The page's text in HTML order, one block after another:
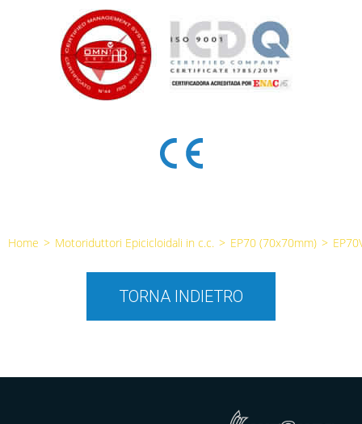
Home > Motoriduttori Epicicloidali in c.c. > EP70 (70x70mm) >
TORNA INDIETRO